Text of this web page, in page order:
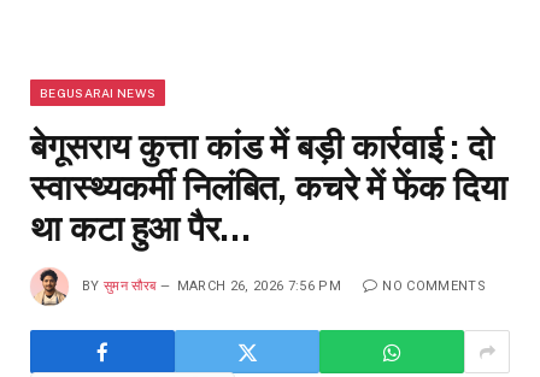
BEGUSARAI NEWS
बेगूसराय कुत्ता कांड में बड़ी कार्रवाई : दो
स्वास्थ्यकर्मी निलंबित, कचरे में फेंक दिया
था कटा हुआ पैर…
BY सुमन सौरब MARCH 26, 2026 7:56 PM NO COMMENTS